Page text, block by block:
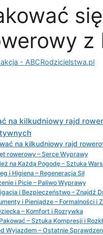
z
- ABCRodzicielstwa.pl
na kilkudniowy rajd
na kilkudniowy rajd
rowerowy – Serce Wyprawy
na Każdą Pogodę – Sztuka
i Higiena – Regeneracja Sił
i Picie – Paliwo Wyprawy
i Bezpieczeństwo – Znajdź
i Pieniądze – Formalności i
– Komfort i Rozrywka
– Sztuka Kompresji i
Wyjazdem – Ostatnie